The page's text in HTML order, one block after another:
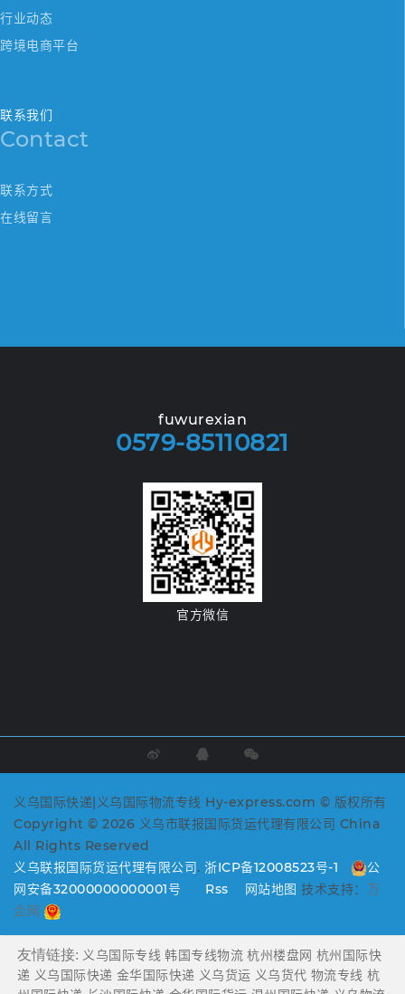
行业动态
跨境电商平台
联系我们
Contact
联系方式
在线留言
fuwurexian
0579-85110821
官方微信
义乌国际快递|义乌国际物流专线 Hy-express.com © 版权所有
Copyright © 2026 义乌市联报国际货运代理有限公司 China
All Rights Reserved
义乌联报国际货运代理有限公司. 浙ICP备12008523号-1
公
网安备32000000000001号
Rss 网站地图 技术支持： 万
企网
友情链接: 义乌国际专线 韩国专线物流 杭州楼盘网 杭州国际快
递 义乌国际快递 金华国际快递 义乌货运 义乌货代 物流专线 杭